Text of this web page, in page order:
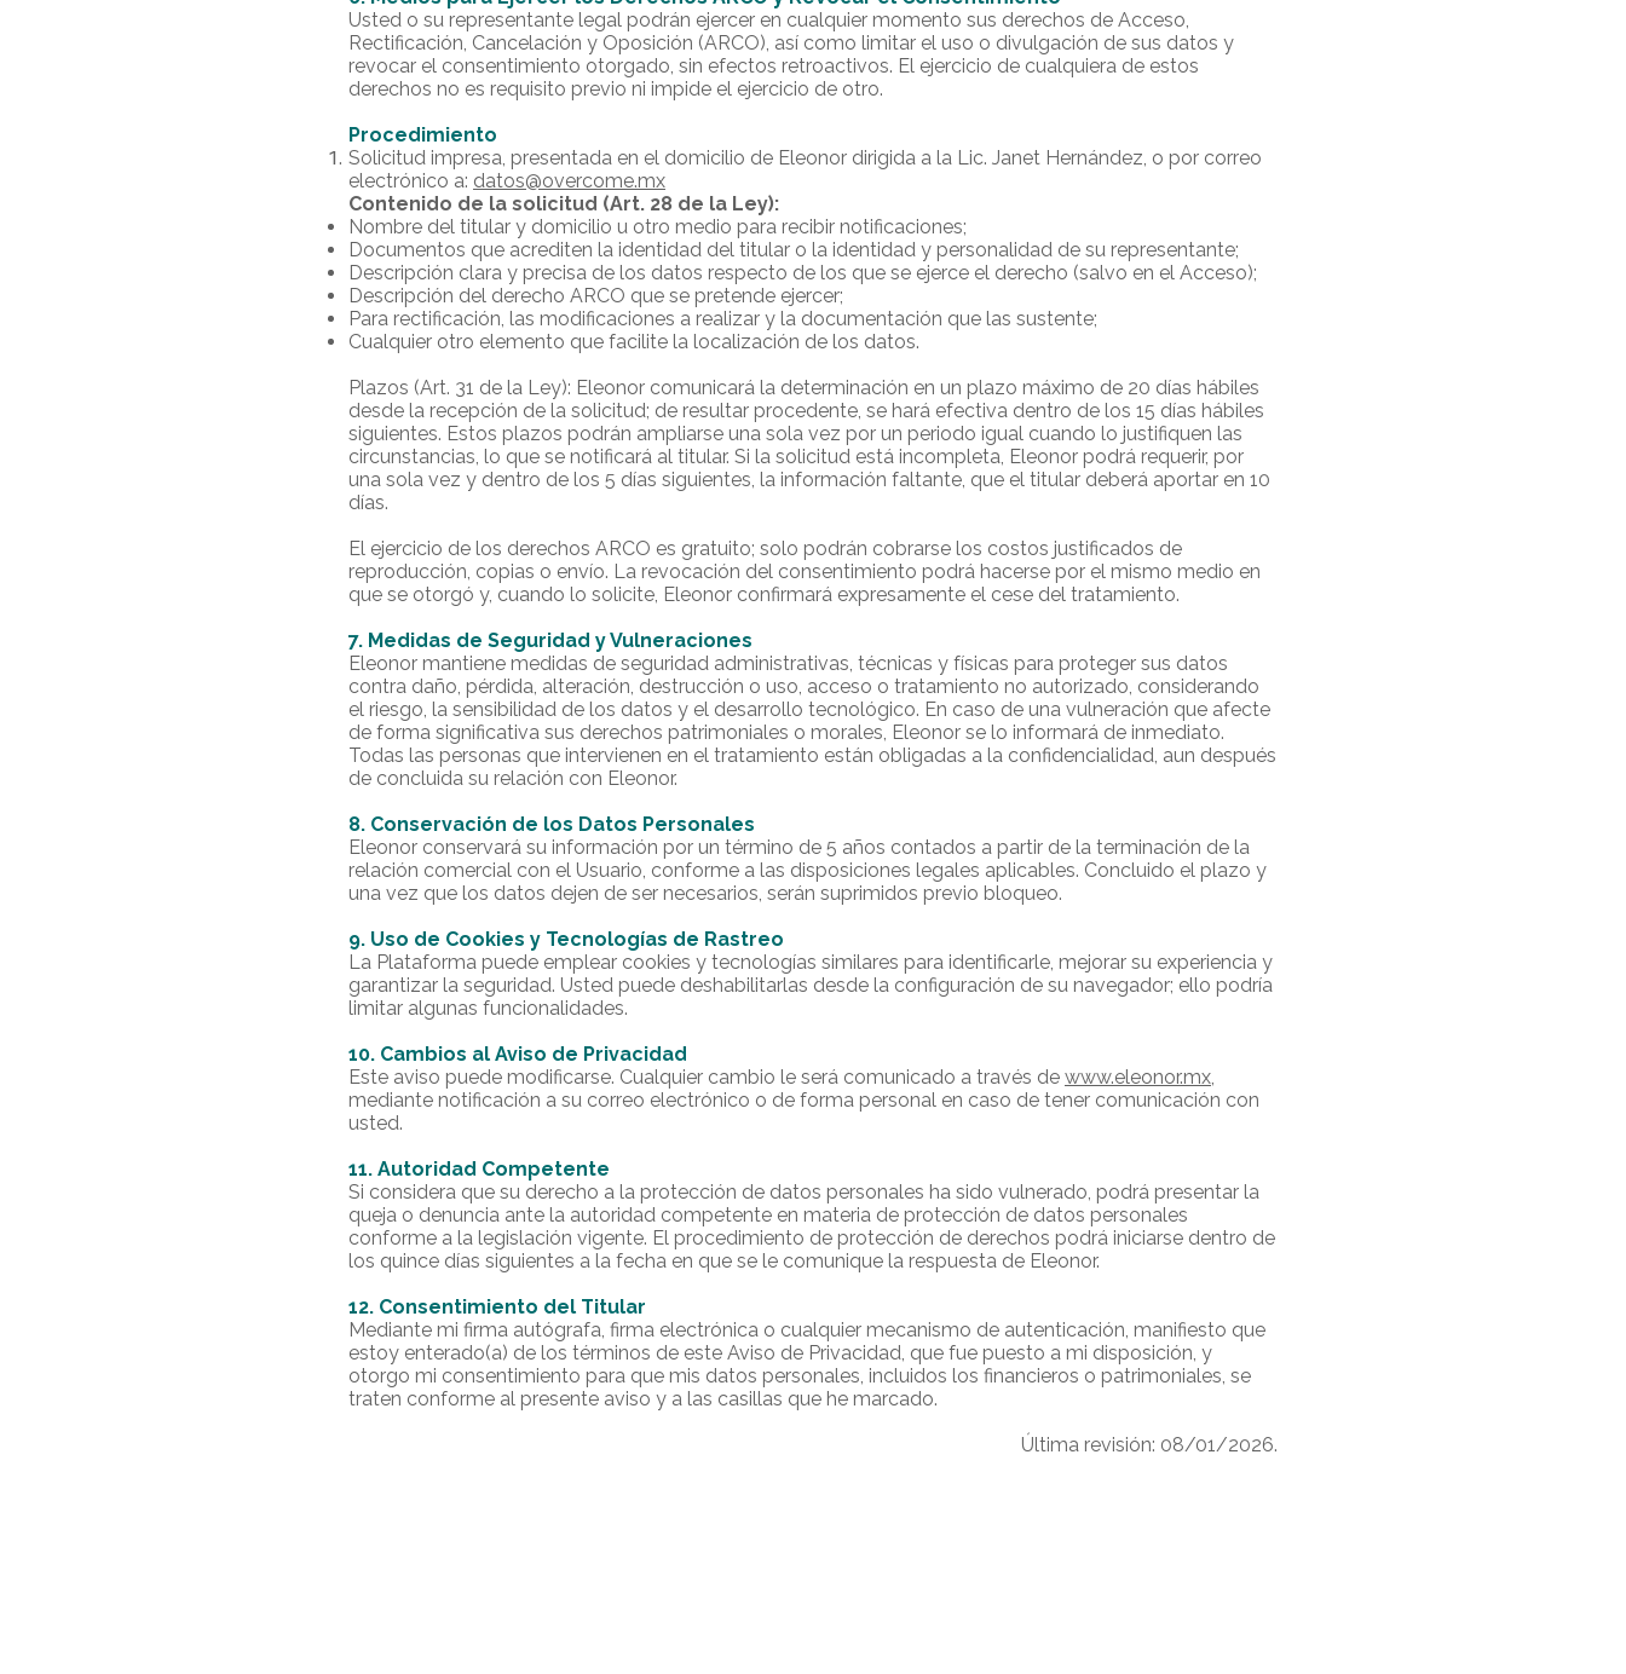
Usted o su representante legal podrán ejercer en cualquier momento sus derechos de Acceso,
Rectificación, Cancelación y Oposición (ARCO), así como limitar el uso o divulgación de sus datos y
revocar el consentimiento otorgado, sin efectos retroactivos. El ejercicio de cualquiera de estos
derechos no es requisito previo ni impide el ejercicio de otro.
Procedimiento
Solicitud impresa, presentada en el domicilio de Eleonor dirigida a la Lic. Janet Hernández, o por correo
electrónico a: datos@overcome.mx
Contenido de la solicitud (Art. 28 de la Ley):
Nombre del titular y domicilio u otro medio para recibir notificaciones;
Documentos que acrediten la identidad del titular o la identidad y personalidad de su representante;
Descripción clara y precisa de los datos respecto de los que se ejerce el derecho (salvo en el Acceso);
Descripción del derecho ARCO que se pretende ejercer;
Para rectificación, las modificaciones a realizar y la documentación que las sustente;
Cualquier otro elemento que facilite la localización de los datos.
Plazos (Art. 31 de la Ley): Eleonor comunicará la determinación en un plazo máximo de 20 días hábiles
desde la recepción de la solicitud; de resultar procedente, se hará efectiva dentro de los 15 días hábiles
siguientes. Estos plazos podrán ampliarse una sola vez por un periodo igual cuando lo justifiquen las
circunstancias, lo que se notificará al titular. Si la solicitud está incompleta, Eleonor podrá requerir, por
una sola vez y dentro de los 5 días siguientes, la información faltante, que el titular deberá aportar en 10
días.
El ejercicio de los derechos ARCO es gratuito; solo podrán cobrarse los costos justificados de
reproducción, copias o envío. La revocación del consentimiento podrá hacerse por el mismo medio en
que se otorgó y, cuando lo solicite, Eleonor confirmará expresamente el cese del tratamiento.
7. Medidas de Seguridad y Vulneraciones
Eleonor mantiene medidas de seguridad administrativas, técnicas y físicas para proteger sus datos
contra daño, pérdida, alteración, destrucción o uso, acceso o tratamiento no autorizado, considerando
el riesgo, la sensibilidad de los datos y el desarrollo tecnológico. En caso de una vulneración que afecte
de forma significativa sus derechos patrimoniales o morales, Eleonor se lo informará de inmediato.
Todas las personas que intervienen en el tratamiento están obligadas a la confidencialidad, aun después
de concluida su relación con Eleonor.
8. Conservación de los Datos Personales
Eleonor conservará su información por un término de 5 años contados a partir de la terminación de la
relación comercial con el Usuario, conforme a las disposiciones legales aplicables. Concluido el plazo y
una vez que los datos dejen de ser necesarios, serán suprimidos previo bloqueo.
9. Uso de Cookies y Tecnologías de Rastreo
La Plataforma puede emplear cookies y tecnologías similares para identificarle, mejorar su experiencia y
garantizar la seguridad. Usted puede deshabilitarlas desde la configuración de su navegador; ello podría
limitar algunas funcionalidades.
10. Cambios al Aviso de Privacidad
Este aviso puede modificarse. Cualquier cambio le será comunicado a través de www.eleonor.mx,
mediante notificación a su correo electrónico o de forma personal en caso de tener comunicación con
usted.
11. Autoridad Competente
Si considera que su derecho a la protección de datos personales ha sido vulnerado, podrá presentar la
queja o denuncia ante la autoridad competente en materia de protección de datos personales
conforme a la legislación vigente. El procedimiento de protección de derechos podrá iniciarse dentro de
los quince días siguientes a la fecha en que se le comunique la respuesta de Eleonor.
12. Consentimiento del Titular
Mediante mi firma autógrafa, firma electrónica o cualquier mecanismo de autenticación, manifiesto que
estoy enterado(a) de los términos de este Aviso de Privacidad, que fue puesto a mi disposición, y
otorgo mi consentimiento para que mis datos personales, incluidos los financieros o patrimoniales, se
traten conforme al presente aviso y a las casillas que he marcado.
Última revisión: 08/01/2026.